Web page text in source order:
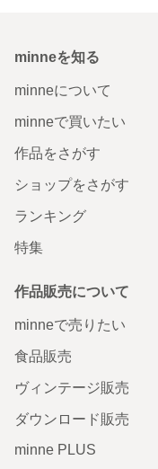
minneを知る
minneについて
minneで買いたい
作品をさがす
ショップをさがす
ランキング
特集
作品販売について
minneで売りたい
食品販売
ヴィンテージ販売
ダウンロード販売
minne PLUS